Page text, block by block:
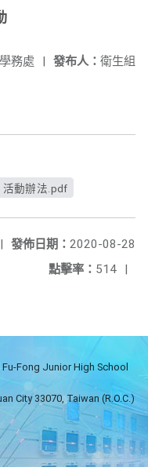
發布人： 衛生組
學務處 |
點」活動辦法.pdf
發佈日期： 2020-08-28
|
點擊率： 514 |
Fong Junior High School
City 33070, Taiwan (R.O.C.)